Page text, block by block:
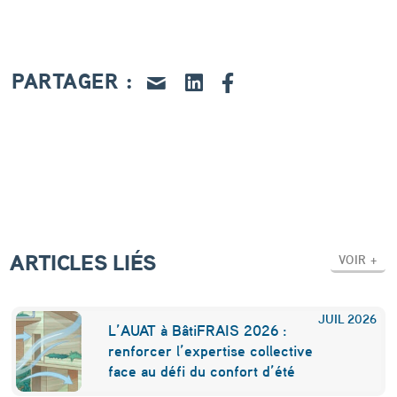
u
n
i
m
o
i
n
PARTAGER :
ARTICLES LIÉS VOIR +
JUIL 2026
L’AUAT à BâtiFRAIS 2026 :
renforcer l’expertise collective
face au défi du confort d’été